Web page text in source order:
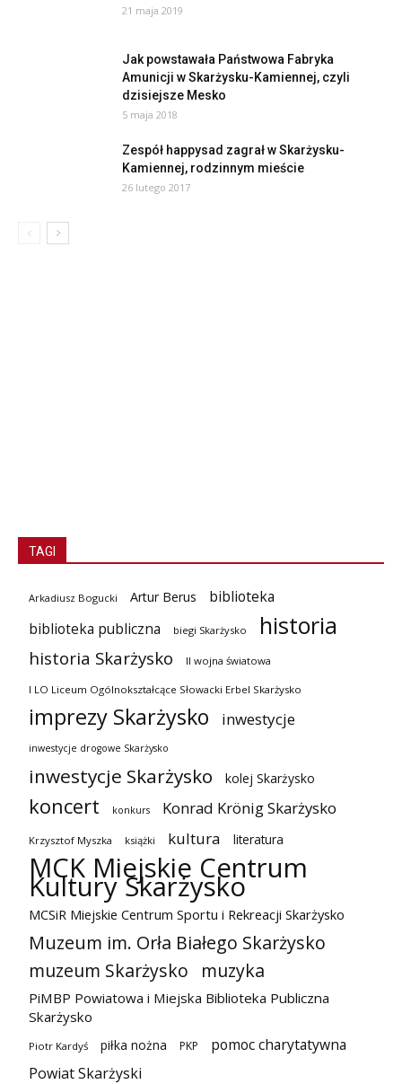
21 maja 2019
Jak powstawała Państwowa Fabryka
Amunicji w Skarżysku-Kamiennej, czyli
dzisiejsze Mesko
5 maja 2018
Zespół happysad zagrał w Skarżysku-
Kamiennej, rodzinnym mieście
26 lutego 2017
TAGI
Arkadiusz Bogucki Artur Berus
biblioteka
biblioteka publiczna
biegi Skarżysko historia
historia Skarżysko II wojna światowa
I LO Liceum Ogólnokształcące Słowacki Erbel Skarżysko
imprezy Skarżysko inwestycje
inwestycje drogowe Skarżysko
inwestycje Skarżysko kolej Skarżysko
koncert konkurs Konrad Krönig Skarżysko
Krzysztof Myszka książki kultura literatura
MCK Miejskie Centrum
Kultury Skarżysko
MCSiR Miejskie Centrum Sportu i Rekreacji Skarżysko
Muzeum im. Orła Białego Skarżysko
muzeum Skarżysko
muzyka
PiMBP Powiatowa i Miejska Biblioteka Publiczna
Skarżysko
Piotr Kardyś piłka nożna PKP
pomoc charytatywna
Powiat Skarżyski